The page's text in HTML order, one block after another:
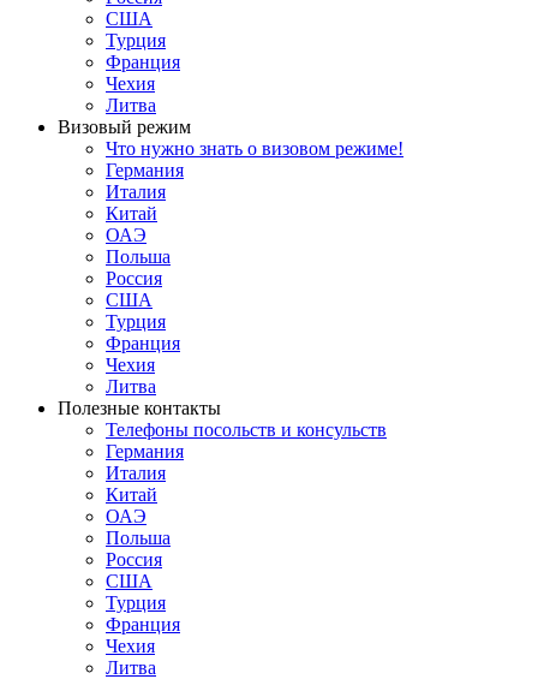
США
Турция
Франция
Чехия
Литва
Визовый режим
Что нужно знать о визовом режиме!
Германия
Италия
Китай
ОАЭ
Польша
Россия
США
Турция
Франция
Чехия
Литва
Полезные контакты
Телефоны посольств и консульств
Германия
Италия
Китай
ОАЭ
Польша
Россия
США
Турция
Франция
Чехия
Литва